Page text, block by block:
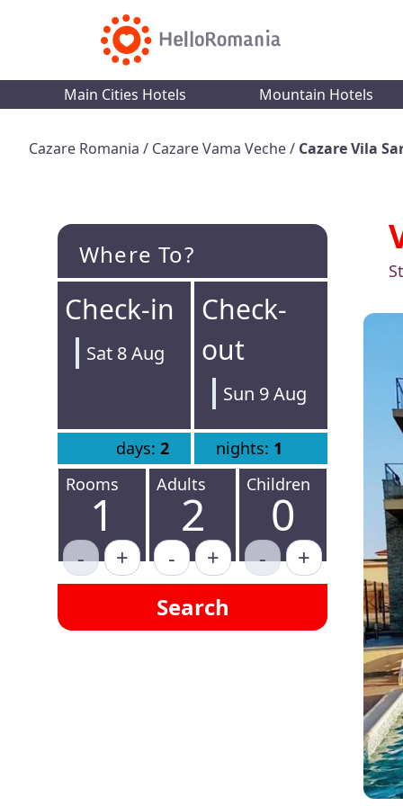
Main Cities Hotels Mountain Hotels
Cazare Romania / Cazare Vama Veche/ Cazare Vila
Where To?
Check-in
Sat 8 Aug
Check-
out
Sun 9 Aug
days: 2 nights: 1
Rooms
1
- +
Adults
2
- +
Children
0
-
+
Search